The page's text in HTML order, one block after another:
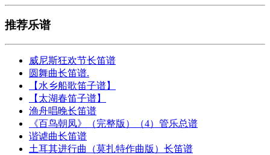
推荐乐谱
威尼斯狂欢节长笛谱
圆舞曲长笛谱.
【水乡船歌笛子谱】
【太湖春笛子谱】
渔舟唱晚长笛谱
《百鸟朝凤》（完整版）（4）管乐总谱
谐谑曲长笛谱
土耳其进行曲（莫扎特作曲版）长笛谱